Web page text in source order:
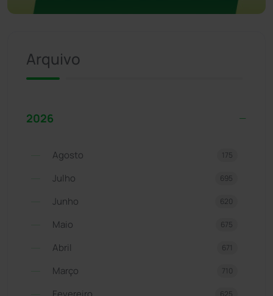
Arquivo
2026
Agosto 175
Julho 695
Junho 620
Maio 675
Abril 671
Março 710
625